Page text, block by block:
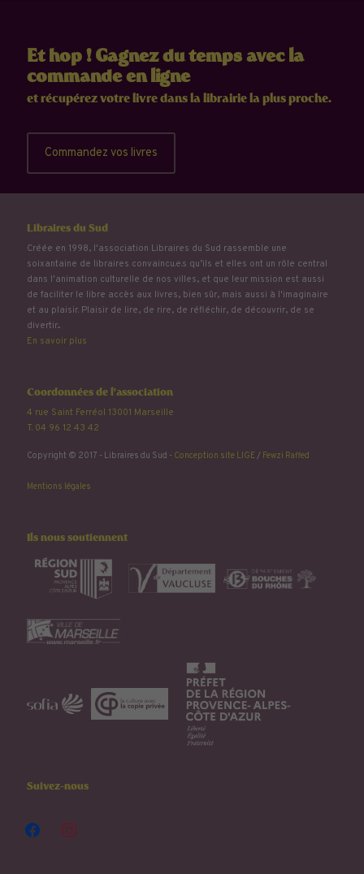
Et hop ! Gagnez du temps avec la
commande en ligne
et récupérez votre livre dans la librairie la plus proche.
Commandez vos livres
Libraires du Sud
Créée en 1998, l'association Libraires du Sud rassemble une
soixantaine de libraires convaincu.e.s qu’ils et elles ont un rôle central
dans l'animation culturelle de nos villes, et que leur mission est aussi
de faciliter le libre accès aux livres, bien sûr, mais aussi à l'imaginaire
et au plaisir. Plaisir de lire, de rire, de réfléchir, de découvrir, de se
divertir...
En savoir plus
Coordonnées de l'association
4 rue Saint Ferréol 13001 Marseille
T. 04 96 12 43 42
Copyright © 2017 - Libraires du Sud - Conception site LIGE/ Fewzi Raffed
Mentions légales
Ils nous soutiennent
Suivez-nous
facebookinstagram